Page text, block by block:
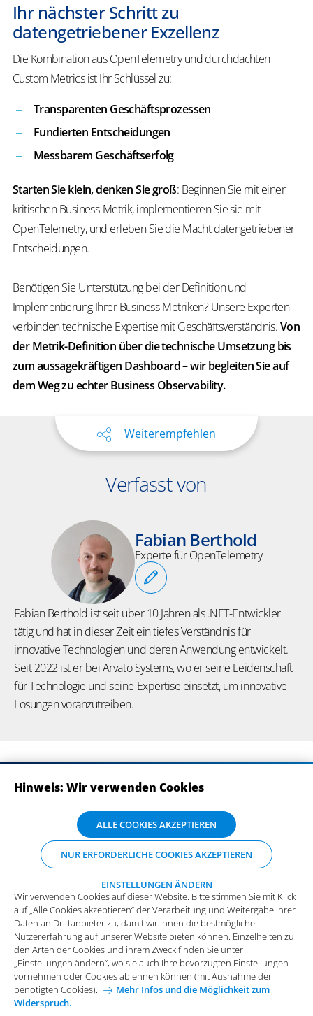
Ihr nächster Schritt zu
datengetriebener Exzellenz
Die Kombination aus OpenTelemetry und durchdachten
Custom Metrics ist Ihr Schlüssel zu:
Transparenten Geschäftsprozessen
Fundierten Entscheidungen
Messbarem Geschäftserfolg
Starten Sie klein, denken Sie groß: Beginnen Sie mit einer
kritischen Business-Metrik, implementieren Sie sie mit
OpenTelemetry, und erleben Sie die Macht datengetriebener
Entscheidungen.
Benötigen Sie Unterstützung bei der Definition und
Implementierung Ihrer Business-Metriken? Unsere Experten
verbinden technische Expertise mit Geschäftsverständnis.Von
der Metrik-Definition über die technische Umsetzung bis
zum aussagekräftigen Dashboard – wir begleiten Sie auf
dem Weg zu echter Business Observability.
Weiterempfehlen
Verfasst von
Fabian Berthold
Experte für OpenTelemetry
Fabian Berthold ist seit über 10 Jahren als .NET-Entwickler
tätig und hat in dieser Zeit ein tiefes Verständnis für
innovative Technologien und deren Anwendung entwickelt.
Seit 2022 ist er bei Arvato Systems, wo er seine Leidenschaft
für Technologie und seine Expertise einsetzt, um innovative
Lösungen voranzutreiben.
Impressum Datenschutz
Allgemeine Einkaufsbedingungen
Karriere bei Arvato Systems Kontakt
Wir verwenden Cookies auf dieser Website. Bitte stimmen Sie mit Klick
auf „Alle Cookies akzeptieren“ der Verarbeitung und Weitergabe Ihrer
Daten an Drittanbieter zu, damit wir Ihnen die bestmögliche
Nutzererfahrung auf unserer Website bieten können. Einzelheiten zu
den Arten der Cookies und ihrem Zweck finden Sie unter
„Einstellungen ändern“, wo sie auch Ihre bevorzugten Einstellungen
vornehmen oder Cookies ablehnen können (mit Ausnahme der
benötigten Cookies).
Mehr Infos und die Möglichkeit zum
Widerspruch.
Hinweis: Wir verwenden Cookies
ALLE COOKIES AKZEPTIEREN
NUR ERFORDERLICHE COOKIES AKZEPTIEREN
EINSTELLUNGEN ÄNDERN
Wir verwenden Cookies auf dieser Website. Bitte stimmen Sie mit Klick
auf „Alle Cookies akzeptieren“ der Verarbeitung und Weitergabe Ihrer
Daten an Drittanbieter zu, damit wir Ihnen die bestmögliche
Nutzererfahrung auf unserer Website bieten können. Einzelheiten zu
den Arten der Cookies und ihrem Zweck finden Sie unter
„Einstellungen ändern“, wo sie auch Ihre bevorzugten Einstellungen
vornehmen oder Cookies ablehnen können (mit Ausnahme der
benötigten Cookies).
Mehr Infos und die Möglichkeit zum
Widerspruch.
Funktionale Cookies
Diese Cookies sind essenziell wichtig für die einwandfreie
Funktion der Website.
Analytische Cookies